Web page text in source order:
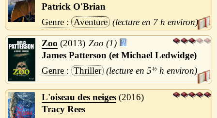
Patrick O'Brian
Aventure
7 h
Zoo 2013
Zoo (1)
James Patterson (et Michael Ledwidge)
Thriller
5½ h
L'oiseau des neiges 2016
Tracy Rees